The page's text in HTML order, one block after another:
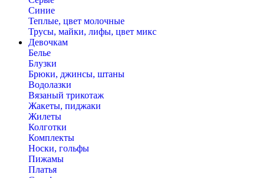
Синие
Теплые, цвет молочные
Трусы, майки, лифы, цвет микс
Девочкам
Белье
Блузки
Брюки, джинсы, штаны
Водолазки
Вязаный трикотаж
Жакеты, пиджаки
Жилеты
Колготки
Комплекты
Носки, гольфы
Пижамы
Платья